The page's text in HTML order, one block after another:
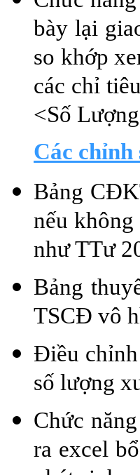
bày lại
so khớp
các chỉ
<Số
Các chỉnh
Bảng
nếu
như TTư
Bảng
TSCĐ vô
Điều chỉnh
số lượng
Chức
ra excel